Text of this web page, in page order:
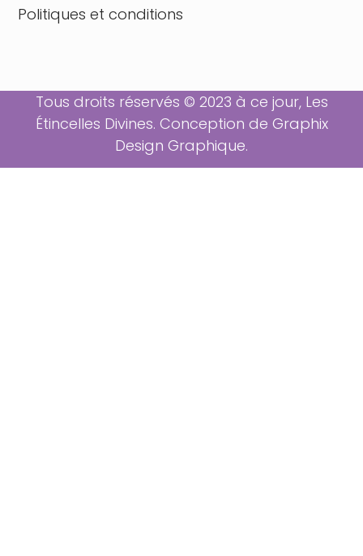
Politiques et conditions
Tous droits réservés © 2023 à ce jour, Les
Étincelles Divines. Conception de Graphix
Design Graphique.